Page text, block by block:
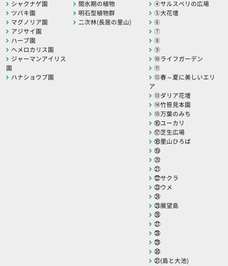
シャクナゲ園
ツバキ園
マグノリア園
アジサイ園
ハーブ園
ヘメロカリス園
ジャーマンアイリス
園
ハナショウブ園
間氷期の植物
明石型植物群
二次林(長居の里山)
④サルスベリの広場
⑤大花壇
⑥
⑦
⑧
⑨
⑩ライフガーデン
⑪
⑫春～夏に美しいエリ
ア
⑬ダリア花壇
⑭竹笹見本園
⑮万葉のみち
⑯ユーカリ
⑰芝生広場
⑱里山ひろば
⑲
⑳
㉑
㉒サクラ
㉓ウメ
㉔
㉕展望島
㉖
㉗
㉘
㉙
㉚
㉛(島と大池)